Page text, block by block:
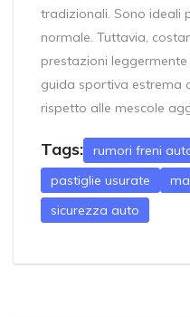
tradizionali. Sono ideali
normale. Tuttavia,
prestazioni
guida sportiva estrema
rispetto alle mescole
Tags: rumori freni
pastiglie usurate
sicurezza auto